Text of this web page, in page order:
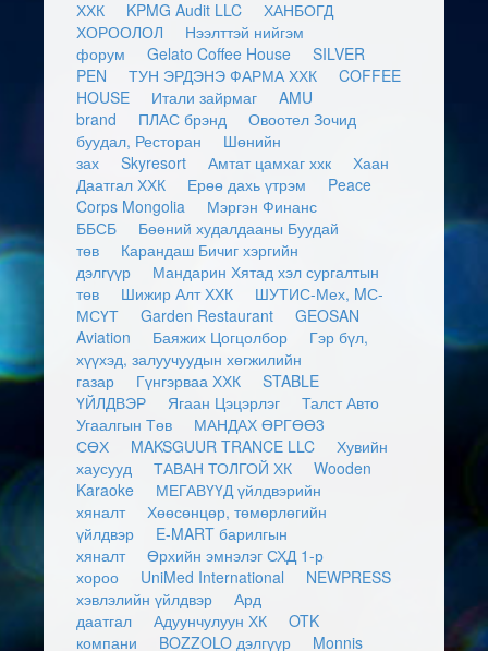
ХХК
KPMG Audit LLC
ХАНБОГД
ХОРООЛОЛ
Нээлттэй нийгэм
форум
Gelato Coffee House
SILVER
PEN
ТУН ЭРДЭНЭ ФАРМА ХХК
COFFEE
HOUSE
Итали зайрмаг
AMU
brand
ПЛАС брэнд
Овоотел Зочид
буудал, Ресторан
Шөнийн
зах
Skyresort Амтат цамхаг ххк
Хаан
Даатгал ХХК
Ерөө дахь үтрэм
Peace
Corps Mongolia
Мэргэн Финанс
ББСБ
Бөөний худалдааны Буудай
төв
Карандаш Бичиг хэргийн
дэлгүүр
Мандарин Хятад хэл сургалтын
төв
Шижир Алт ХХК
ШУТИС-Мех, MС-
МСҮТ
Garden Restaurant
GEOSAN
Aviation
Баяжих Цогцолбор
Гэр бүл,
хүүхэд, залуучуудын хөгжилийн
газар
Гүнгэрваа ХХК
STABLE
ҮЙЛДВЭР
Ягаан Цэцэрлэг
Талст Авто
Угаалгын Төв
МАНДАХ ӨРГӨӨ3
СӨХ
MAKSGUUR TRANCE LLC
Хувийн
хаусууд
ТАВАН ТОЛГОЙ ХК
Wooden
Karaoke
МЕГАВҮҮД үйлдвэрийн
хяналт
Хөөсөнцөр, төмөрлөгийн
үйлдвэр
E-MART барилгын
хяналт
Өрхийн эмнэлэг СХД 1-р
хороо
UniMed International
NEWPRESS
хэвлэлийн үйлдвэр
Ард
даатгал
Адуунчулуун ХК
OTK
компани
BOZZOLO дэлгүүр
Monnis